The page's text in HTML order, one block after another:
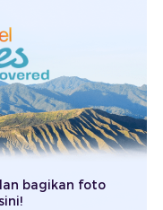
bagikan foto